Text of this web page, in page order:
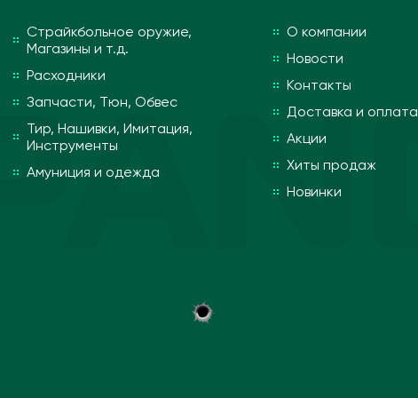
Страйкбольное оружие,
Магазины и т.д.
Расходники
Запчасти, Тюн, Обвес
Тир, Нашивки, Имитация,
Инструменты
Амуниция и одежда
О компании
Новости
Контакты
Доставка и оплата
Акции
Хиты продаж
Новинки